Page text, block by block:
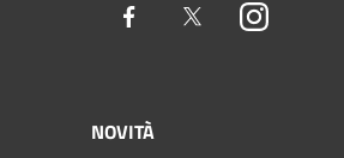
Facebook TwitterInstagram
NOVITÀ